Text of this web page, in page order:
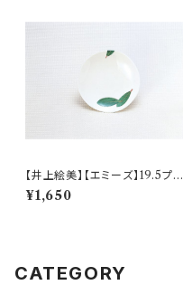
【井上絵美】【エミーズ】19.5プレ
ート【ベイリーフ】AM20-1-T2
2
¥1,650
CATEGORY